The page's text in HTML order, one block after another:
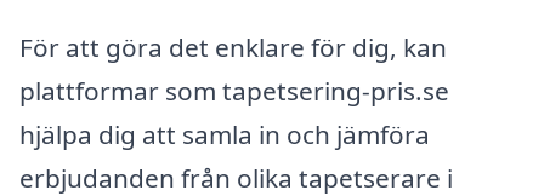
För att göra det enklare för dig, kan
plattformar som tapetsering-pris.se
hjälpa dig att samla in och jämföra
erbjudanden från olika tapetserare i